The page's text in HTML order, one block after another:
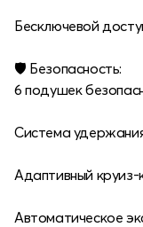
Бесключевой
🛡 Безопасность:
6 подушек
Система
Адаптивный круиз-
Автоматическое